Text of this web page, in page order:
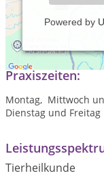
Powered by
Osteopathie,
Praxiszeiten:
Montag, Mittwoch
Dienstag und Freitag
Tierheilkunde